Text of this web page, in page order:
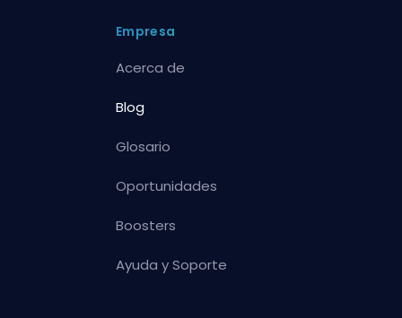
Empresa
Acerca de
Blog
Glosario
Oportunidades
Boosters
Ayuda y Soporte